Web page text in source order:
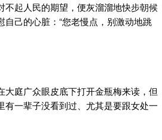
不起人民的期望，便灰溜溜地快步朝候
己的心脏：“您老慢点，别激动地跳
大庭广众眼皮底下打开金瓶梅来读，但
有一辈子没看到过、尤其是要跟女处一